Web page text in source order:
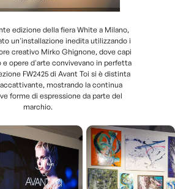
edizione della fiera White a Milano,
un'installazione inedita utilizzando i
creativo Mirko Ghignone, dove capi
e opere d'arte convivevano in perfetta
FW2425 di Avant Toi si è distinta
mostrando la continua
forme di espressione da parte del
marchio.